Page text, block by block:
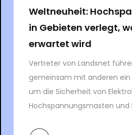
Weltneuheit:
in Gebieten verlegt,
erwartet wird
Vertreter von Landsnet
gemeinsam mit anderen ein
um die Sicherheit von
Hochspannungsmasten und